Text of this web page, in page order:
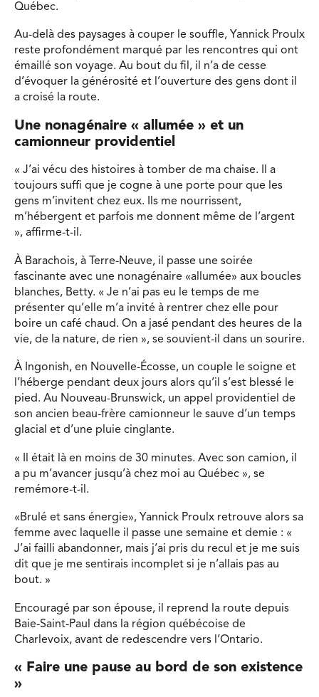
Québec.
Au-delà des paysages à couper le souffle, Yannick Proulx
reste profondément marqué par les rencontres qui ont
émaillé son voyage. Au bout du fil, il n’a de cesse
d’évoquer la générosité et l’ouverture des gens dont il
a croisé la route.
Une nonagénaire « allumée » et un
camionneur providentiel
« J’ai vécu des histoires à tomber de ma chaise. Il a
toujours suffi que je cogne à une porte pour que les
gens m’invitent chez eux. Ils me nourrissent,
m’hébergent et parfois me donnent même de l’argent
», affirme-t-il.
À Barachois, à Terre-Neuve, il passe une soirée
fascinante avec une nonagénaire «allumée» aux boucles
blanches, Betty. « Je n’ai pas eu le temps de me
présenter qu’elle m’a invité à rentrer chez elle pour
boire un café chaud. On a jasé pendant des heures de la
vie, de la nature, de rien », se souvient-il dans un sourire.
À Ingonish, en Nouvelle-Écosse, un couple le soigne et
l’héberge pendant deux jours alors qu’il s’est blessé le
pied. Au Nouveau-Brunswick, un appel providentiel de
son ancien beau-frère camionneur le sauve d’un temps
glacial et d’une pluie cinglante.
« Il était là en moins de 30 minutes. Avec son camion, il
a pu m’avancer jusqu’à chez moi au Québec », se
remémore-t-il.
«Brulé et sans énergie», Yannick Proulx retrouve alors sa
femme avec laquelle il passe une semaine et demie : «
J’ai failli abandonner, mais j’ai pris du recul et je me suis
dit que je me sentirais incomplet si je n’allais pas au
bout. »
Encouragé par son épouse, il reprend la route depuis
Baie-Saint-Paul dans la région québécoise de
Charlevoix, avant de redescendre vers l’Ontario.
« Faire une pause au bord de son existence
»